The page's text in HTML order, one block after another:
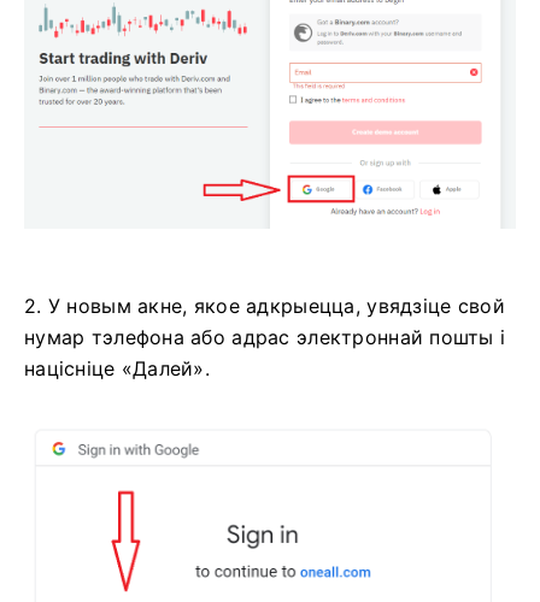
2. У новым акне, якое адкрыецца, увядзіце свой
нумар тэлефона або адрас электроннай пошты і
націсніце «Далей».